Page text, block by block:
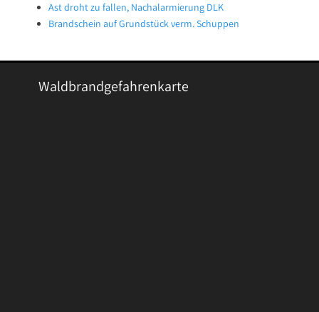
Ast droht zu fallen, Nachalarmierung DLK
Brandschein auf Grundstück verm. Schuppen
Waldbrandgefahrenkarte